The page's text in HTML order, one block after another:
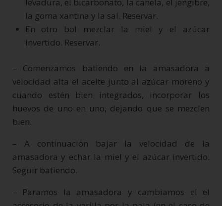
la goma xantina y la sal. Reservar.
En otro bol mezclar la miel y el azúcar
invertido. Reservar.
– Comenzamos batiendo en la amasadora a
velocidad alta el aceite junto al azúcar moreno y
cuando estén bien integrados, incorporar los
huevos de uno en uno, dejando que se mezclen
bien.
– A continuación bajar la velocidad de la
amasadora y echar la miel y el azúcar invertido.
Seguir batiendo.
– Paramos la amasadora y cambiamos el el